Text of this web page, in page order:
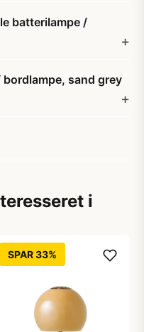
batterilampe /
bordlampe, sand grey
i
SPAR 33%